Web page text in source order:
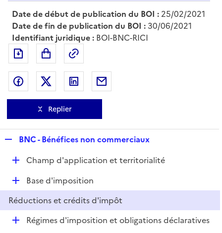
Date de début de publication du BOI : 25/02/2021
Date de fin de publication du BOI : 30/06/2021
Identifiant juridique : BOI-BNC-RICI
Exporter le document au format pdf
Partager sur Facebook
Partager sur Twitter
Partager sur LinkedIn
Replier
p
l
i
e
r
BNC - Bénéfices non commerciaux
D
l
i
Champ d'application et territorialité
D
é
p
Base d'imposition
Réductions et crédits d'impôt
DRégimes d'imposition et obligations déclaratives